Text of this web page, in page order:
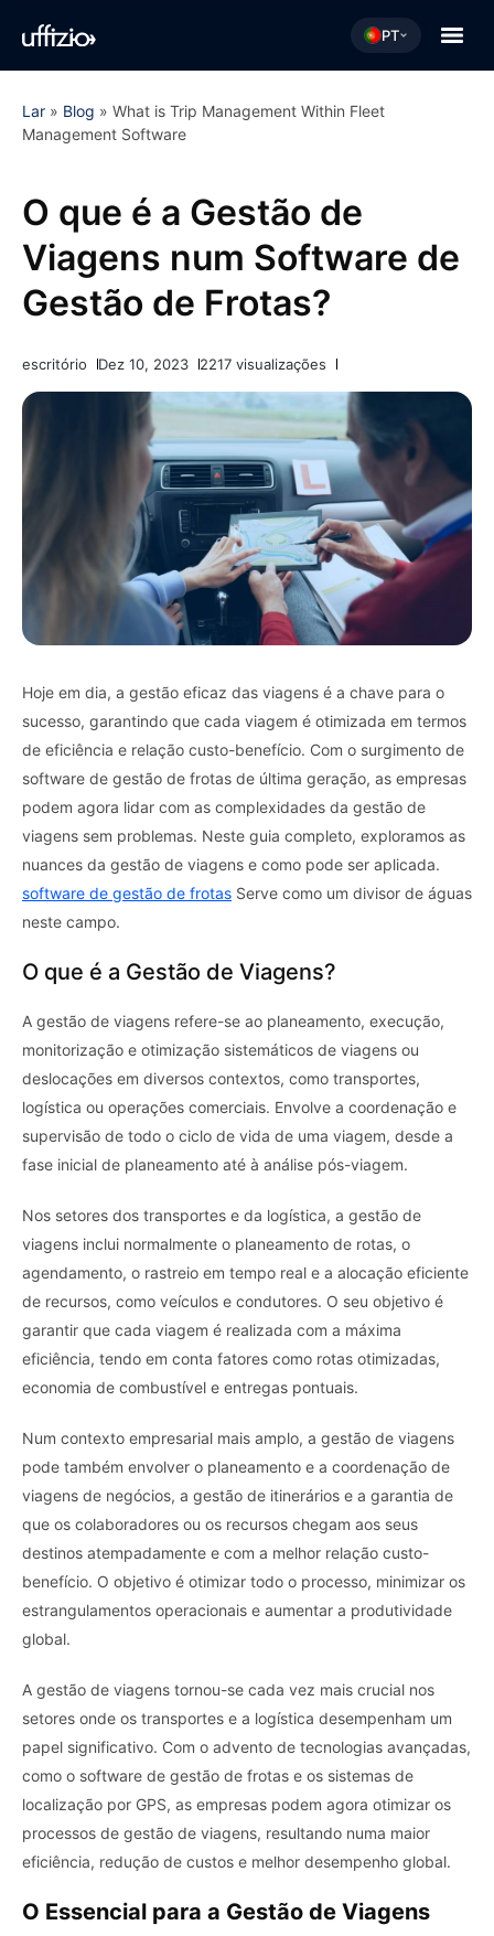
PT
Lar » Blog » What is Trip Management Within Fleet
Management Software
O que é a Gestão de
Viagens num Software de
Gestão de Frotas?
escritório Dez 10, 2023 2217 visualizações
Hoje em dia, a gestão eficaz das viagens é a chave para o
sucesso, garantindo que cada viagem é otimizada em termos
de eficiência e relação custo-benefício. Com o surgimento de
software de gestão de frotas de última geração, as empresas
podem agora lidar com as complexidades da gestão de
viagens sem problemas. Neste guia completo, exploramos as
nuances da gestão de viagens e como pode ser aplicada.
software de gestão de frotas Serve como um divisor de águas
neste campo.
O que é a Gestão de Viagens?
A gestão de viagens refere-se ao planeamento, execução,
monitorização e otimização sistemáticos de viagens ou
deslocações em diversos contextos, como transportes,
logística ou operações comerciais. Envolve a coordenação e
supervisão de todo o ciclo de vida de uma viagem, desde a
fase inicial de planeamento até à análise pós-viagem.
Nos setores dos transportes e da logística, a gestão de
viagens inclui normalmente o planeamento de rotas, o
agendamento, o rastreio em tempo real e a alocação eficiente
de recursos, como veículos e condutores. O seu objetivo é
garantir que cada viagem é realizada com a máxima
eficiência, tendo em conta fatores como rotas otimizadas,
economia de combustível e entregas pontuais.
Num contexto empresarial mais amplo, a gestão de viagens
pode também envolver o planeamento e a coordenação de
viagens de negócios, a gestão de itinerários e a garantia de
que os colaboradores ou os recursos chegam aos seus
destinos atempadamente e com a melhor relação custo-
benefício. O objetivo é otimizar todo o processo, minimizar os
estrangulamentos operacionais e aumentar a produtividade
global.
A gestão de viagens tornou-se cada vez mais crucial nos
setores onde os transportes e a logística desempenham um
papel significativo. Com o advento de tecnologias avançadas,
como o software de gestão de frotas e os sistemas de
localização por GPS, as empresas podem agora otimizar os
processos de gestão de viagens, resultando numa maior
eficiência, redução de custos e melhor desempenho global.
O Essencial para a Gestão de Viagens